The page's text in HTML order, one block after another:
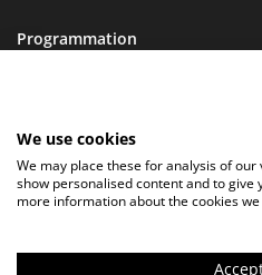
Programmation
Devenir Ami de l’IMA
FAQ
We use cookies
We may place these for analysis of
show personalised content and to give
more information about the cookies